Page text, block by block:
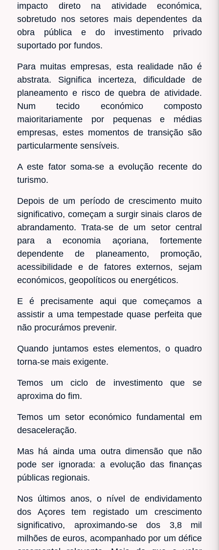
impacto direto na atividade económica,
sobretudo nos setores mais dependentes da
obra pública e do investimento privado
suportado por fundos.
Para muitas empresas, esta realidade não é
abstrata. Significa incerteza, dificuldade de
planeamento e risco de quebra de atividade.
Num tecido económico composto
maioritariamente por pequenas e médias
empresas, estes momentos de transição são
particularmente sensíveis.
A este fator soma-se a evolução recente do
turismo.
Depois de um período de crescimento muito
significativo, começam a surgir sinais claros de
abrandamento. Trata-se de um setor central
para a economia açoriana, fortemente
dependente de planeamento, promoção,
acessibilidade e de fatores externos, sejam
económicos, geopolíticos ou energéticos.
E é precisamente aqui que começamos a
assistir a uma tempestade quase perfeita que
não procurámos prevenir.
Quando juntamos estes elementos, o quadro
torna-se mais exigente.
Temos um ciclo de investimento que se
aproxima do fim.
Temos um setor económico fundamental em
desaceleração.
Mas há ainda uma outra dimensão que não
pode ser ignorada: a evolução das finanças
públicas regionais.
Nos últimos anos, o nível de endividamento
dos Açores tem registado um crescimento
significativo, aproximando-se dos 3,8 mil
milhões de euros, acompanhado por um défice